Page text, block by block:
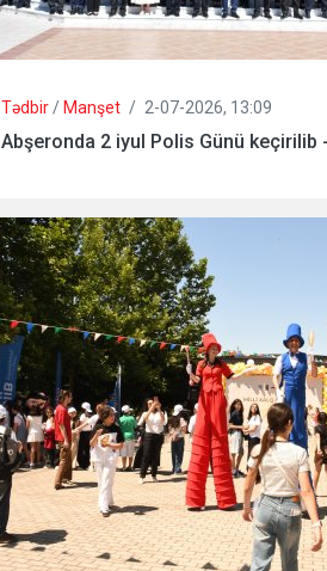
Tədbir /Manşet / 2-07-2026, 13:09
Abşeronda 2 iyul Polis Günü keçirilib